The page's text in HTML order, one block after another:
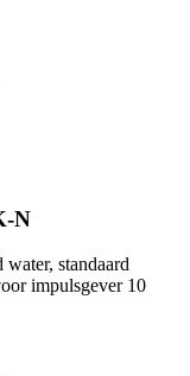
N
standaard
impulsgever 10